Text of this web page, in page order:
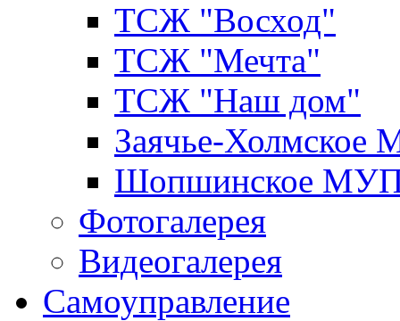
ТСЖ "Восход"
ТСЖ "Мечта"
ТСЖ "Наш дом"
Заячье-
Шопшинское
Фотогалерея
Видеогалерея
Самоуправление